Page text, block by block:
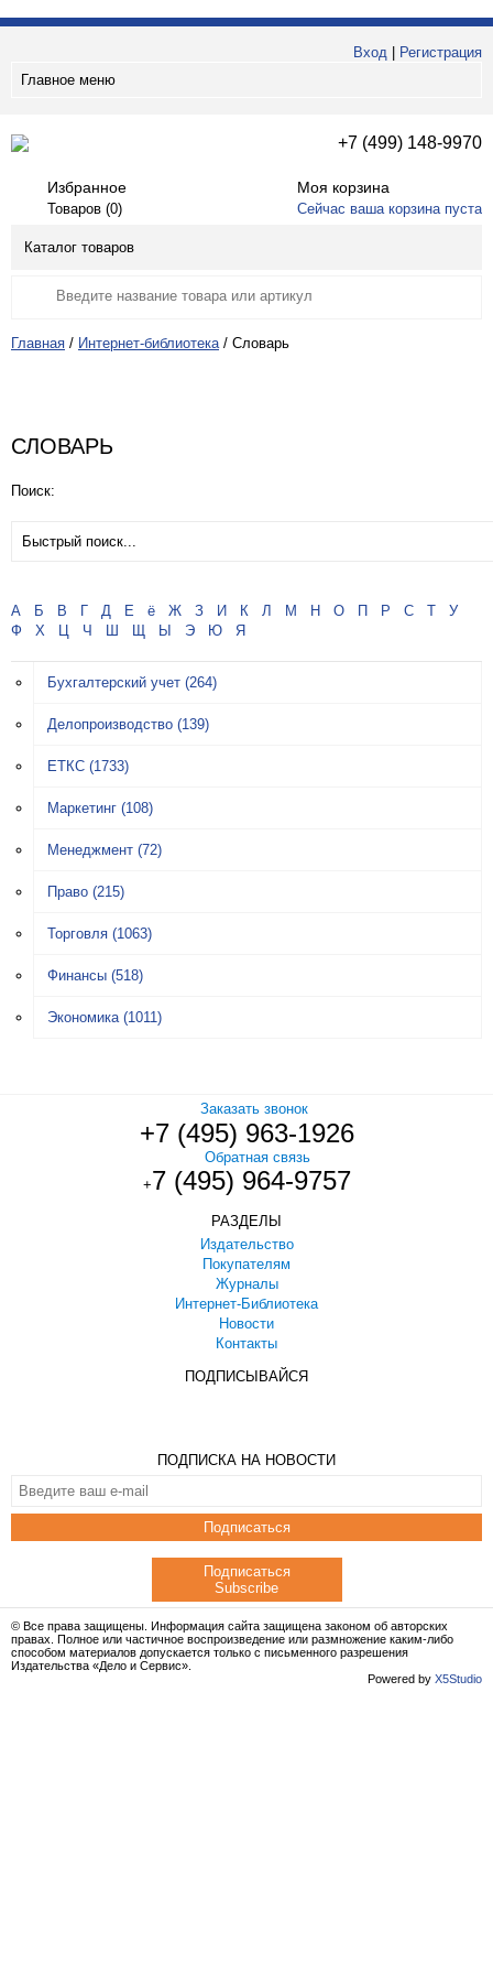
Вход
Регистрация
Главное меню
+7 (499) 148-9970
Избранное
Товаров (0)
Моя корзина
Сейчас ваша корзина пуста
Каталог товаров
Главная / Интернет-библиотека / Словарь
СЛОВАРЬ
Поиск:
А Б В Г Д Е ё Ж З И К Л М Н О П Р С Т
У
Ф
Х Ц Ч Ш Щ Ы Э Ю Я
Бухгалтерский учет (264)
Делопроизводство (139)
ЕТКС (1733)
Маркетинг (108)
Менеджмент (72)
Право (215)
Торговля (1063)
Финансы (518)
Экономика (1011)
Заказать звонок
+7 (495) 963-1926
Обратная связь
+7 (495) 964-9757
РАЗДЕЛЫ
Издательство
Покупателям
Журналы
Интернет-Библиотека
Новости
Контакты
ПОДПИСЫВАЙСЯ
ПОДПИСКА НА НОВОСТИ
Подписаться
Подписаться
Subscribe
© Все права защищены. Информация сайта защищена законом об авторских
правах. Полное или частичное воспроизведение или размножение каким-либо
способом материалов допускается только с письменного разрешения
Издательства «Дело и Сервис».
Powered by X5Studio